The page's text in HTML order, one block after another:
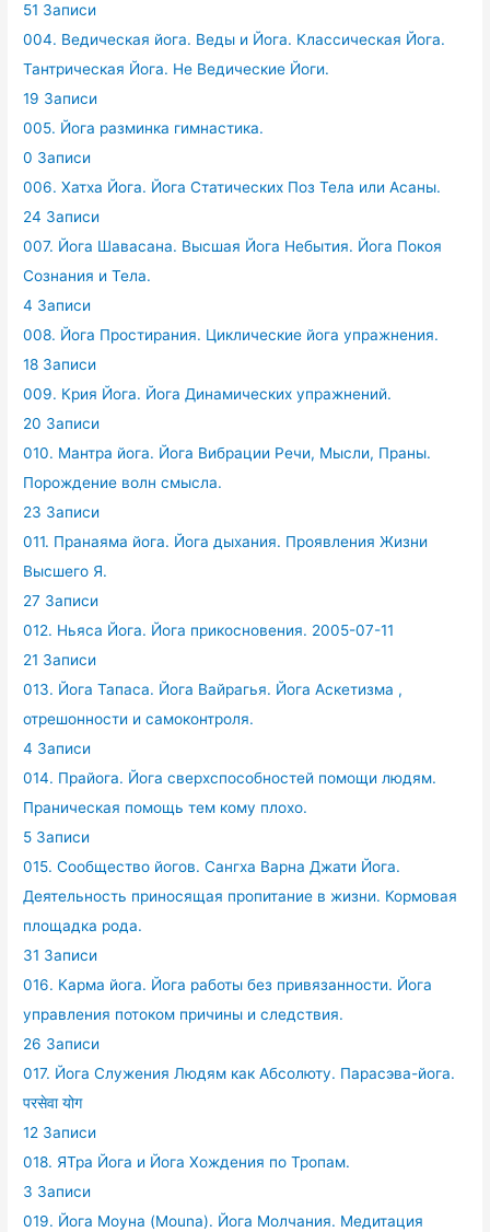
51 Записи
004. Ведическая йога. Веды и Йога. Классическая Йога.
Тантрическая Йога. Не Ведические Йоги.
19 Записи
005. Йога разминка гимнастика.
0 Записи
006. Хатха Йога. Йога Статических Поз Тела или Асаны.
24 Записи
007. Йога Шавасана. Высшая Йога Небытия. Йога Покоя
Сознания и Тела.
4 Записи
008. Йога Простирания. Циклические йога упражнения.
18 Записи
009. Крия Йога. Йога Динамических упражнений.
20 Записи
010. Мантра йога. Йога Вибрации Речи, Мысли, Праны.
Порождение волн смысла.
23 Записи
011. Пранаяма йога. Йога дыхания. Проявления Жизни
Высшего Я.
27 Записи
012. Ньяса Йога. Йога прикосновения. 2005-07-11
21 Записи
013. Йога Тапаса. Йога Вайрагья. Йога Аскетизма ,
отрешонности и самоконтроля.
4 Записи
014. Прайога. Йога сверхспособностей помощи людям.
Праническая помощь тем кому плохо.
5 Записи
015. Сообщество йогов. Сангха Варна Джати Йога.
Деятельность приносящая пропитание в жизни. Кормовая
площадка рода.
31 Записи
016. Карма йога. Йога работы без привязанности. Йога
управления потоком причины и следствия.
26 Записи
017. Йога Служения Людям как Абсолюту. Парасэва-йога.
परसेवा योग
12 Записи
018. ЯТра Йога и Йога Хождения по Тропам.
3 Записи
019. Йога Моуна (Mouna). Йога Молчания. Медитация